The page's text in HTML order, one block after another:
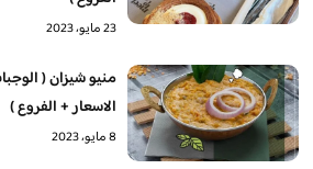
23 مايو، 2023
منيو شيزان (
الاسعار + الفروع )
8 مايو، 2023